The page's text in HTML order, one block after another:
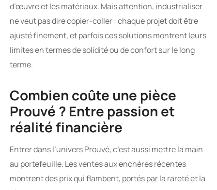
d’œuvre et les matériaux. Mais attention, industrialiser
ne veut pas dire copier-coller : chaque projet doit être
ajusté finement, et parfois ces solutions montrent leurs
limites en termes de solidité ou de confort sur le long
terme.
Combien coûte une pièce
Prouvé ? Entre passion et
réalité financière
Entrer dans l’univers Prouvé, c’est aussi mettre la main
au portefeuille. Les ventes aux enchères récentes
montrent des prix qui flambent, portés par la rareté et la